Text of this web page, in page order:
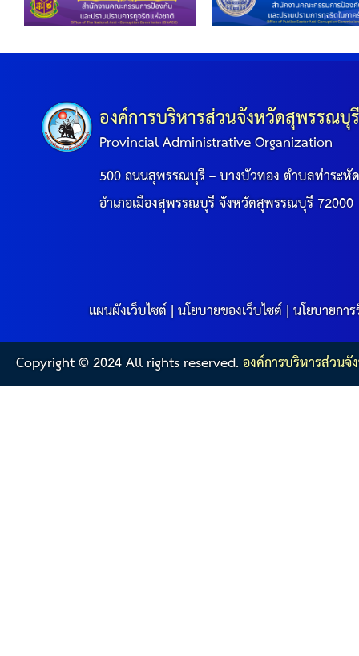
องค์การบริหารส่วนจังหวัดสุพรรณบุ
Provincial Administrative Organization
500 ถนนสุพรรณบุรี – บางบัวทอง ตำบลท่าระหั
อำเภอเมืองสุพรรณบุรี จังหวัดสุพรรณบุรี 72000
แผนผังเว็บไซต์|นโยบายของเว็บไซต์|นโยบายกา
Copyright © 2024 All rights reserved.องค์การบริหารส่วน